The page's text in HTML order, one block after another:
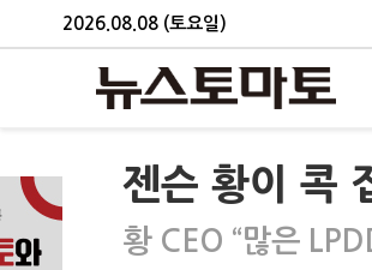
2026.08.08 (토요일)
젠슨 황이 콕
황 CEO “많은